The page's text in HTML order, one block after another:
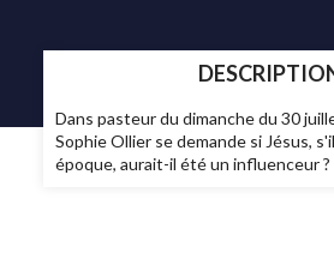
Dans pasteur du dimanche du 30
Sophie Ollier se demande si Jésus,
époque, aurait-il été un influenceur ?